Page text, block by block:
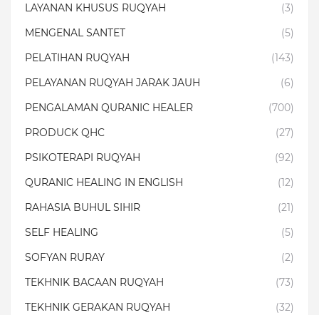
LAYANAN KHUSUS RUQYAH
(3)
MENGENAL SANTET
(5)
PELATIHAN RUQYAH
(143)
PELAYANAN RUQYAH JARAK JAUH
(6)
PENGALAMAN QURANIC HEALER
(700)
PRODUCK QHC
(27)
PSIKOTERAPI RUQYAH
(92)
QURANIC HEALING IN ENGLISH
(12)
RAHASIA BUHUL SIHIR
(21)
SELF HEALING
(5)
SOFYAN RURAY
(2)
TEKHNIK BACAAN RUQYAH
(73)
TEKHNIK GERAKAN RUQYAH
(32)